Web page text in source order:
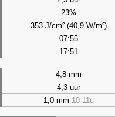
23%
353 J/cm² (40,9 W/m²)
07:55
17:51
4,8 mm
4,3 uur
1,0 mm 10-11u